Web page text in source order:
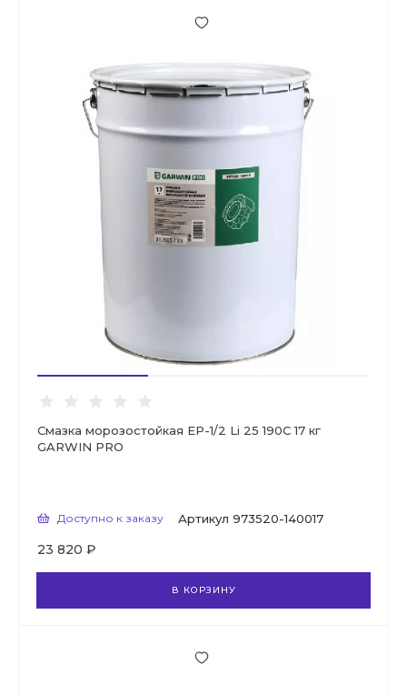
Смазка морозостойкая EP-1/2 Li 25 190C 17 кг
GARWIN PRO
Доступно к заказу Артикул 973520-140017
23 820 ₽
В КОРЗИНУ